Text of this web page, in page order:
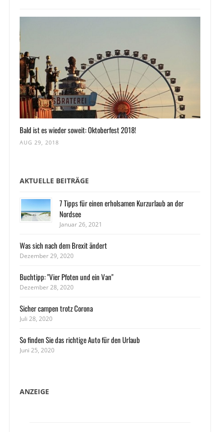
Bald ist es wieder soweit: Oktoberfest 2018!
AUG 29, 2018
AKTUELLE BEITRÄGE
7 Tipps für einen erholsamen Kurzurlaub an der
Nordsee
Januar 26, 2021
Was sich nach dem Brexit ändert
Dezember 29, 2020
Buchtipp: "Vier Pfoten und ein Van"
Dezember 28, 2020
Sicher campen trotz Corona
Juli 28, 2020
So finden Sie das richtige Auto für den Urlaub
Juni 25, 2020
ANZEIGE